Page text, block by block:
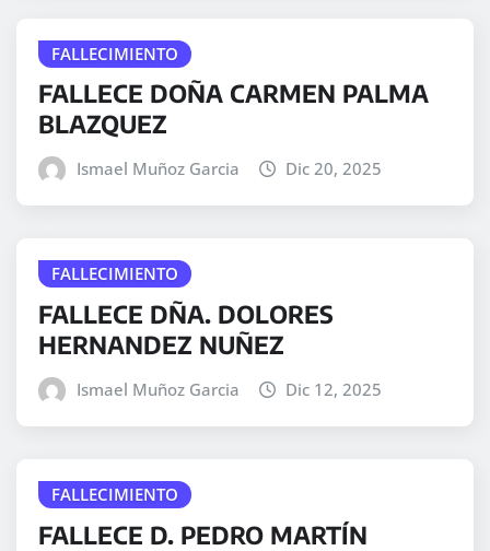
FALLECIMIENTO
FALLECE DOÑA CARMEN PALMA
BLAZQUEZ
Ismael Muñoz Garcia Dic 20, 2025
FALLECIMIENTO
FALLECE DÑA. DOLORES
HERNANDEZ NUÑEZ
Ismael Muñoz Garcia Dic 12, 2025
FALLECIMIENTO
FALLECE D. PEDRO MARTÍN